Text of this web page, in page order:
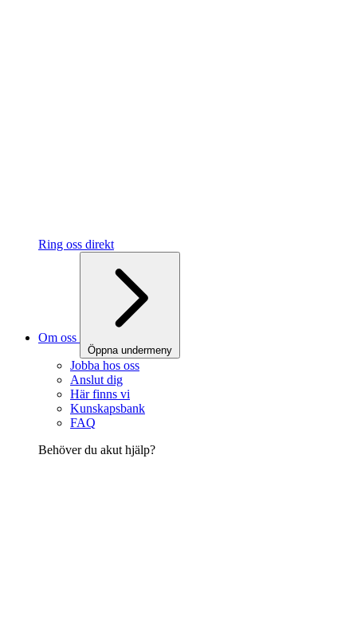
Ring oss direkt
Om oss
Öppna undermeny
Jobba hos oss
Anslut dig
Här finns vi
Kunskapsbank
FAQ
Behöver du akut hjälp?